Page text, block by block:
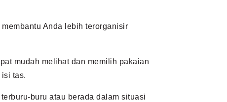
Anda lebih terorganisir
mudah melihat dan memilih pakaian
tas.
buru atau berada dalam situasi